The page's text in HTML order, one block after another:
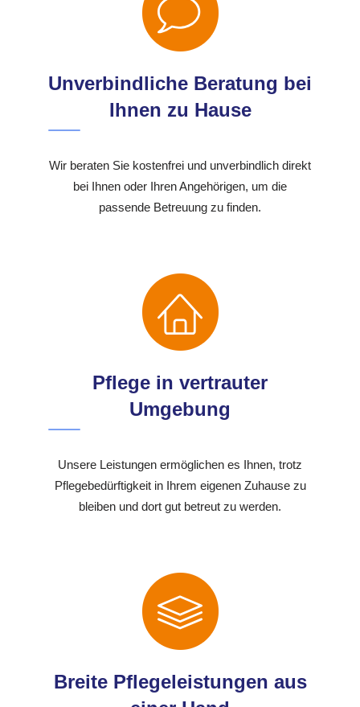
Unverbindliche Beratung bei
Ihnen zu Hause
Wir beraten Sie kostenfrei und unverbindlich direkt
bei Ihnen oder Ihren Angehörigen, um die
passende Betreuung zu finden.
Pflege in vertrauter
Umgebung
Unsere Leistungen ermöglichen es Ihnen, trotz
Pflegebedürftigkeit in Ihrem eigenen Zuhause zu
bleiben und dort gut betreut zu werden.
Breite Pflegeleistungen aus